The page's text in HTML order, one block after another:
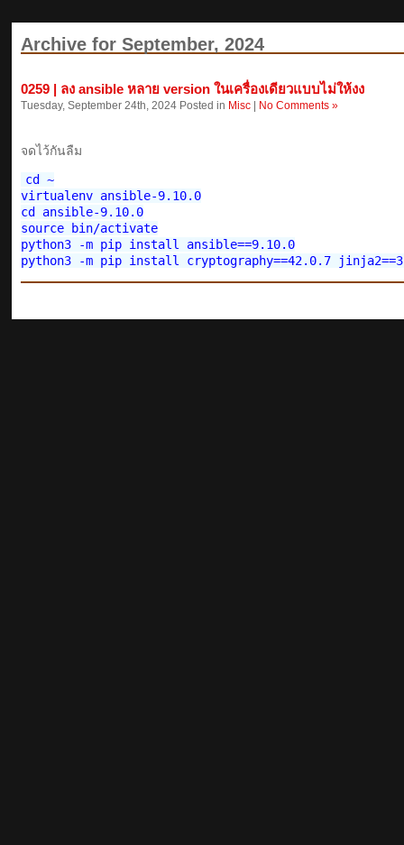
Archive for September, 2024
0259 | ลง ansible หลาย version ในเครื่องเดียวแบบไม่ให้งง
Tuesday, September 24th, 2024 Posted in Misc | No Comments »
จดไว้กันลืม
cd ~
virtualenv ansible-9.10.0
cd ansible-9.10.0
source bin/activate
python3 -m pip install ansible==9.10.0